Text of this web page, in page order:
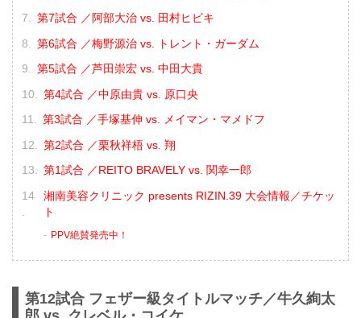
第7試合 ／阿部大治 vs. 田村ヒビキ
第6試合 ／梅野源治 vs. トレント・ガーダム
第5試合 ／芦田崇宏 vs. 中田大貴
第4試合 ／中原由貴 vs. 原口央
第3試合 ／手塚基伸 vs. メイマン・マメドフ
第2試合 ／栗秋祥梧 vs. 翔
第1試合 ／REITO BRAVELY vs. 関幸一郎
湘南美容クリニック presents RIZIN.39 大会情報／チケッ
ト
PPV絶賛発売中！
第12試合 フェザー級タイトルマッチ／牛久絢太